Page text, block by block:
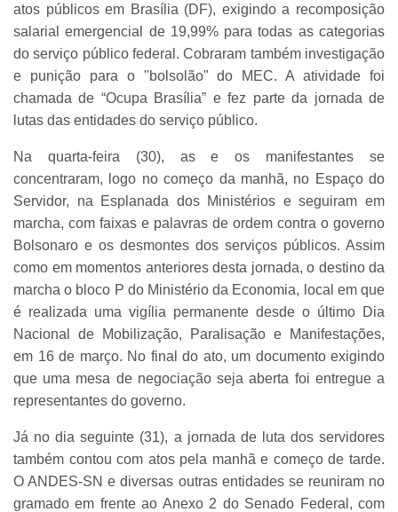
atos públicos em Brasília (DF), exigindo a recomposição
salarial emergencial de 19,99% para todas as categorias
do serviço público federal. Cobraram também investigação
e punição para o "bolsolão" do MEC. A atividade foi
chamada de “Ocupa Brasília” e fez parte da jornada de
lutas das entidades do serviço público.
Na quarta-feira (30), as e os manifestantes se
concentraram, logo no começo da manhã, no Espaço do
Servidor, na Esplanada dos Ministérios e seguiram em
marcha, com faixas e palavras de ordem contra o governo
Bolsonaro e os desmontes dos serviços públicos. Assim
como em momentos anteriores desta jornada, o destino da
marcha o bloco P do Ministério da Economia, local em que
é realizada uma vigília permanente desde o último Dia
Nacional de Mobilização, Paralisação e Manifestações,
em 16 de março. No final do ato, um documento exigindo
que uma mesa de negociação seja aberta foi entregue a
representantes do governo.
Já no dia seguinte (31), a jornada de luta dos servidores
também contou com atos pela manhã e começo de tarde.
O ANDES-SN e diversas outras entidades se reuniram no
gramado em frente ao Anexo 2 do Senado Federal, com